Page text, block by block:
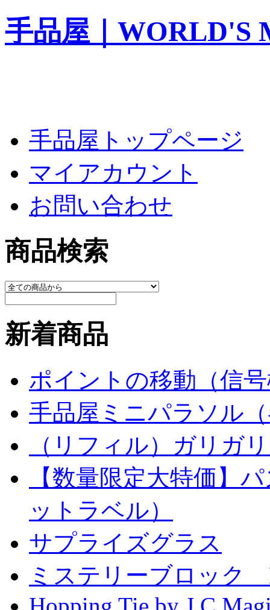
手品屋｜WORLD'S
手品屋トップページ
マイアカウント
お問い合わせ
商品検索
新着商品
ポイントの移動（信
手品屋ミニパラソル
（リフィル）ガリガ
【数量限定大特価】
ットラベル）
サプライズグラス
ミステリーブロック